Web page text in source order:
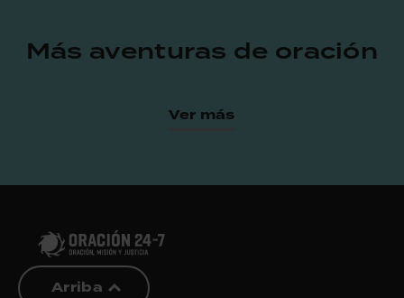
Más aventuras de oración
Ver más
Arriba